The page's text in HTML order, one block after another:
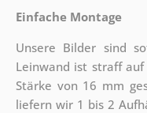
Einfache Montage
Unsere Bilder sind
Leinwand ist straff
Stärke von 16 mm
liefern wir 1 bis 2